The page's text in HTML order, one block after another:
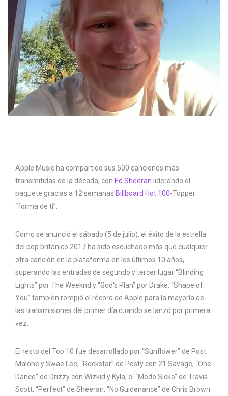
Apple Music ha compartido sus 500 canciones más
transmitidas de la década, con Ed Sheeran liderando el
paquete gracias a 12 semanas Billboard Hot 100-Topper
“forma de ti”.
Como se anunció el sábado (5 de julio), el éxito de la estrella
del pop británico 2017 ha sido escuchado más que cualquier
otra canción en la plataforma en los últimos 10 años,
superando las entradas de segundo y tercer lugar “Blinding
Lights” por The Weeknd y “God's Plan” por Drake. “Shape of
You” también rompió el récord de Apple para la mayoría de
las transmisiones del primer día cuando se lanzó por primera
vez.
El resto del Top 10 fue desarrollado por “Sunflower” de Post
Malone y Swae Lee, “Rockstar” de Posty con 21 Savage, “One
Dance” de Drizzy con Wizkid y Kyla, el “Modo Sicko” de Travis
Scott, “Perfect” de Sheeran, “No Guidenance” de Chris Brown